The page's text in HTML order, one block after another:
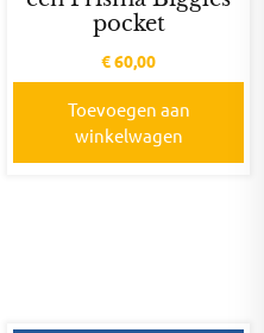
pocket
€60,00
Toevoegen aan
winkelwagen